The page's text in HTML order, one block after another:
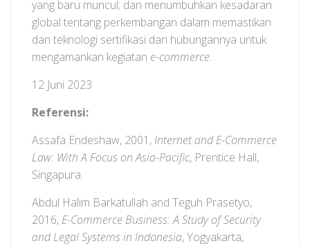
yang baru muncul; dan menumbuhkan kesadaran
global tentang perkembangan dalam memastikan
dan teknologi sertifikasi dan hubungannya untuk
mengamankan kegiatan e-commerce.
12 Juni 2023
Referensi:
Assafa Endeshaw, 2001, Internet and E-Commerce
Law: With A Focus on Asia-Pacific, Prentice Hall,
Singapura.
Abdul Halim Barkatullah and Teguh Prasetyo,
2016, E-Commerce Business: A Study of Security
and Legal Systems in Indonesia, Yogyakarta,